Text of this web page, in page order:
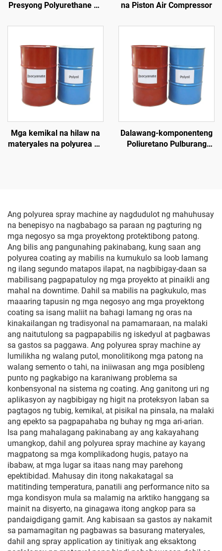
Presyong Polyurethane na
Makina para sa
at Pag-spray sa Bubong
na Piston Air Compressor
Mga kemikal na hilaw na
materyales na polyurea na
Dalawang-komponenteng
Poliuretano Pulburang
Ang polyurea spray machine ay nagdudulot ng mahuhusay
na benepisyo na nagbabago sa paraan ng pagturing ng
mga negosyo sa mga proyektong protektibong patong.
Ang bilis ang pangunahing pakinabang, kung saan ang
polyurea coating ay mabilis na kumukulo sa loob lamang
ng ilang segundo matapos ilapat, na nagbibigay-daan sa
mabilisang pagpapatuloy ng mga proyekto at pinaikli ang
mahal na downtime. Dahil sa mabilis na pagkukulo, mas
maaaring tapusin ng mga negosyo ang mga proyektong
coating sa isang maliit na bahagi lamang ng oras na
kinakailangan ng tradisyonal na pamamaraan, na malaki
ang naitutulong sa pagpapabilis ng iskedyul at pagbawas
sa gastos sa paggawa. Ang polyurea spray machine ay
lumilikha ng walang putol, monolitikong mga patong na
walang semento o tahi, na iniiwasan ang mga posibleng
punto ng pagkabigo na karaniwang problema sa
konbensyonal na sistema ng coating. Ang ganitong uri ng
aplikasyon ay nagbibigay ng higit na proteksyon laban sa
pagtagos ng tubig, kemikal, at pisikal na pinsala, na malaki
ang epekto sa pagpapahaba ng buhay ng mga ari-arian.
Isa pang mahalagang pakinabang ay ang kakayahang
umangkop, dahil ang polyurea spray machine ay kayang
magpatong sa mga komplikadong hugis, patayo na
ibabaw, at mga lugar sa itaas nang may parehong
epektibidad. Mahusay din itong nakakatagal sa
matitinding temperatura, panatili ang performance nito sa
mga kondisyon mula sa malamig na arktiko hanggang sa
mainit na disyerto, na ginagawa itong angkop para sa
pandaigdigang gamit. Ang kabisaan sa gastos ay nakamit
sa pamamagitan ng pagbawas sa basurang materyales,
dahil ang spray application ay tinitiyak ang eksaktong